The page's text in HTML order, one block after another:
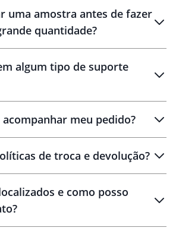
uma amostra antes de fazer
quantidade?
amostras
algum tipo de suporte
acompanhar meu pedido?
de troca e devolução?
e como posso